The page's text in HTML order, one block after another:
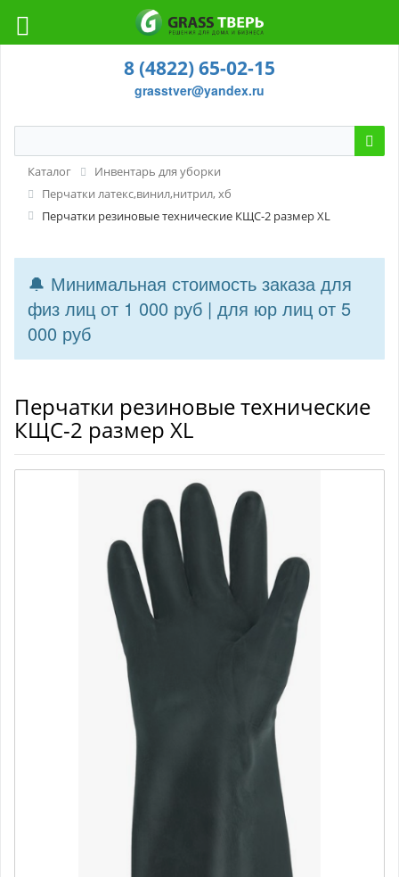
8 (4822) 65-02-15
grasstver@yandex.ru
Каталог
Инвентарь для уборки
Перчатки латекс,винил,нитрил, хб
Перчатки резиновые технические КЩС-2 размер XL
🔔 Минимальная стоимость заказа для
физ лиц от 1 000 руб | для юр лиц от 5
000 руб
Перчатки резиновые технические
КЩС-2 размер XL